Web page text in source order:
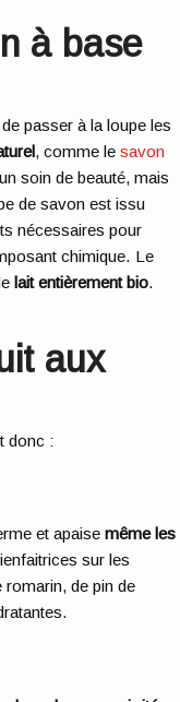
à base
passer à la loupe les
, comme lesavon
soin de beauté, mais
de savon est issu
nécessaires pour
chimique. Le
lait entièrement bio.
aux
donc :
et apaise même les
sur les
romarin, de pin de